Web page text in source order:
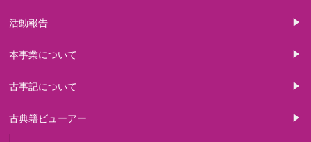
活動報告
本事業について
古事記について
古典籍ビューアー